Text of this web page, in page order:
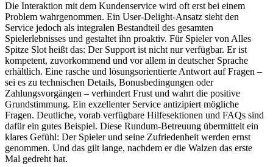
Die Interaktion mit dem Kundenservice wird oft erst bei einem
Problem wahrgenommen. Ein User-Delight-Ansatz sieht den
Service jedoch als integralen Bestandteil des gesamten
Spielerlebnisses und gestaltet ihn proaktiv. Für Spieler von Alles
Spitze Slot heißt das: Der Support ist nicht nur verfügbar. Er ist
kompetent, zuvorkommend und vor allem in deutscher Sprache
erhältlich. Eine rasche und lösungsorientierte Antwort auf Fragen –
sei es zu technischen Details, Bonusbedingungen oder
Zahlungsvorgängen – verhindert Frust und wahrt die positive
Grundstimmung. Ein exzellenter Service antizipiert mögliche
Fragen. Deutliche, vorab verfügbare Hilfesektionen und FAQs sind
dafür ein gutes Beispiel. Diese Rundum-Betreuung übermittelt ein
klares Gefühl: Der Spieler und seine Zufriedenheit werden ernst
genommen. Und das gilt lange, nachdem er die Walzen das erste
Mal gedreht hat.